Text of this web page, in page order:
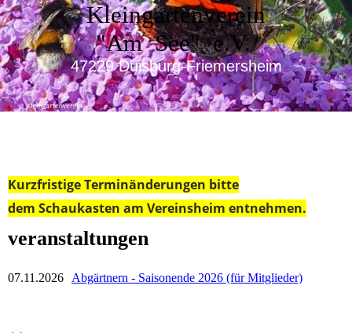
Kleingartenverein
"Am See" e.V.
47229 Duisburg-Friemersheim
KurzfristigeTerminänderungen bitte
dem Schaukasten am Vereinsheim entnehmen.
veranstaltungen
07.11.2026 Abgärtnern - Saisonende 2026 (für Mitglieder)